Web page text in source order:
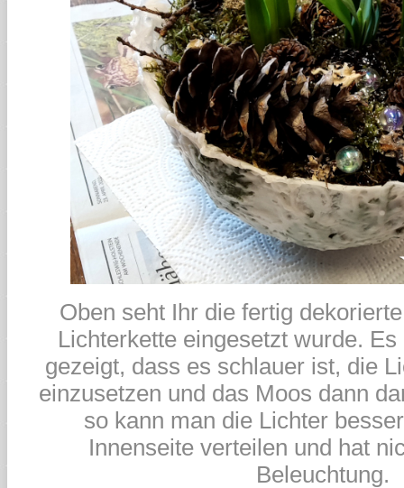
Oben seht Ihr die fertig
Lichterkette eingesetzt wurde.
gezeigt, dass es schlauer ist, die
einzusetzen und das Moos dann
so kann man die Lichter
Innenseite verteilen und hat
Beleuchtung.